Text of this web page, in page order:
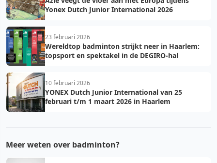
Yonex Dutch Junior International 2026
23 februari 2026
Wereldtop badminton strijkt neer in Haarlem:
topsport en spektakel in de DEGIRO-hal
10 februari 2026
YONEX Dutch Junior International van 25
februari t/m 1 maart 2026 in Haarlem
Meer weten over badminton?